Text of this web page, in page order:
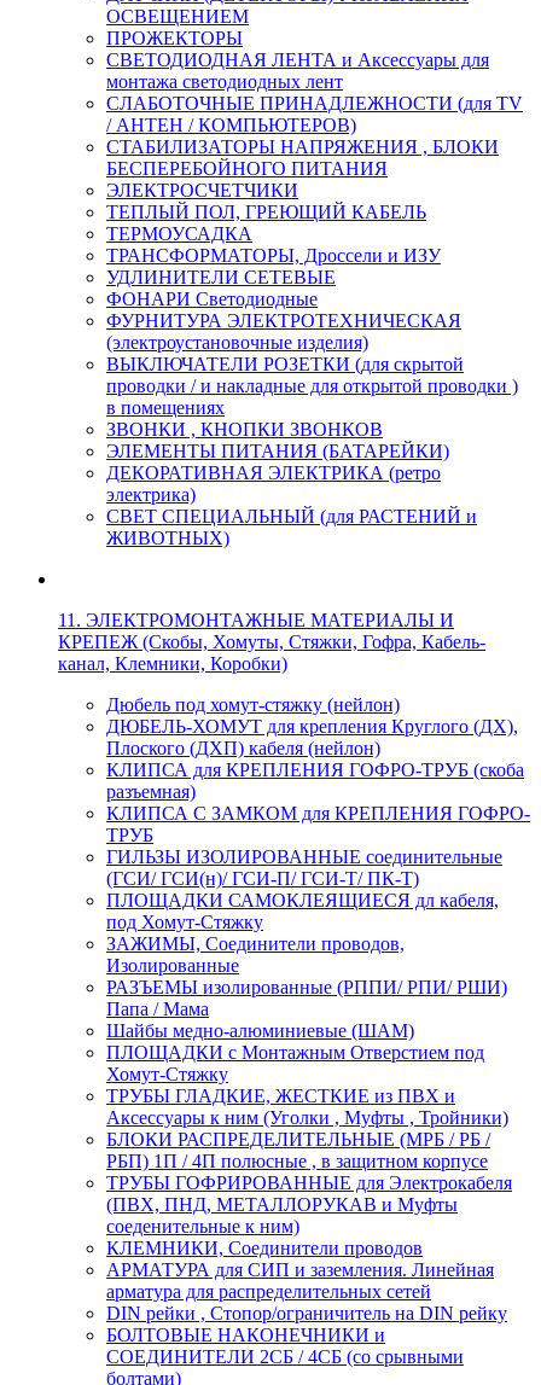
ОСВЕЩЕНИЕМ
ПРОЖЕКТОРЫ
СВЕТОДИОДНАЯ ЛЕНТА и Аксессуары для
монтажа светодиодных лент
СЛАБОТОЧНЫЕ ПРИНАДЛЕЖНОСТИ (для TV
/ АНТЕН / КОМПЬЮТЕРОВ)
СТАБИЛИЗАТОРЫ НАПРЯЖЕНИЯ , БЛОКИ
БЕСПЕРЕБОЙНОГО ПИТАНИЯ
ЭЛЕКТРОСЧЕТЧИКИ
ТЕПЛЫЙ ПОЛ, ГРЕЮЩИЙ КАБЕЛЬ
ТЕРМОУСАДКА
ТРАНСФОРМАТОРЫ, Дроссели и ИЗУ
УДЛИНИТЕЛИ СЕТЕВЫЕ
ФОНАРИ Светодиодные
ФУРНИТУРА ЭЛЕКТРОТЕХНИЧЕСКАЯ
(электроустановочные изделия)
ВЫКЛЮЧАТЕЛИ РОЗЕТКИ (для скрытой
проводки / и накладные для открытой проводки )
в помещениях
ЗВОНКИ , КНОПКИ ЗВОНКОВ
ЭЛЕМЕНТЫ ПИТАНИЯ (БАТАРЕЙКИ)
ДЕКОРАТИВНАЯ ЭЛЕКТРИКА (ретро
электрика)
СВЕТ СПЕЦИАЛЬНЫЙ (для РАСТЕНИЙ и
ЖИВОТНЫХ)
11. ЭЛЕКТРОМОНТАЖНЫЕ МАТЕРИАЛЫ И
КРЕПЕЖ (Скобы, Хомуты, Стяжки, Гофра, Кабель-
канал, Клемники, Коробки)
Дюбель под хомут-стяжку (нейлон)
ДЮБЕЛЬ-ХОМУТ для крепления Круглого (ДХ),
Плоского (ДХП) кабеля (нейлон)
КЛИПСА для КРЕПЛЕНИЯ ГОФРО-ТРУБ (скоба
разъемная)
КЛИПСА С ЗАМКОМ для КРЕПЛЕНИЯ ГОФРО-
ТРУБ
ГИЛЬЗЫ ИЗОЛИРОВАННЫЕ соединительные
(ГСИ/ ГСИ(н)/ ГСИ-П/ ГСИ-Т/ ПК-Т)
ПЛОЩАДКИ САМОКЛЕЯЩИЕСЯ дл кабеля,
под Хомут-Стяжку
ЗАЖИМЫ, Соединители проводов,
Изолированные
РАЗЪЕМЫ изолированные (РППИ/ РПИ/ РШИ)
Папа / Мама
Шайбы медно-алюминиевые (ШАМ)
ПЛОЩАДКИ с Монтажным Отверстием под
Хомут-Стяжку
ТРУБЫ ГЛАДКИЕ, ЖЕСТКИЕ из ПВХ и
Аксессуары к ним (Уголки , Муфты , Тройники)
БЛОКИ РАСПРЕДЕЛИТЕЛЬНЫЕ (МРБ / РБ /
РБП) 1П / 4П полюсные , в защитном корпусе
ТРУБЫ ГОФРИРОВАННЫЕ для Электрокабеля
(ПВХ, ПНД, МЕТАЛЛОРУКАВ и Муфты
соеденительные к ним)
КЛЕМНИКИ, Соединители проводов
АРМАТУРА для СИП и заземления. Линейная
арматура для распределительных сетей
DIN рейки , Стопор/ограничитель на DIN рейку
БОЛТОВЫЕ НАКОНЕЧНИКИ и
СОЕДИНИТЕЛИ 2СБ / 4СБ (со срывными
болтами)